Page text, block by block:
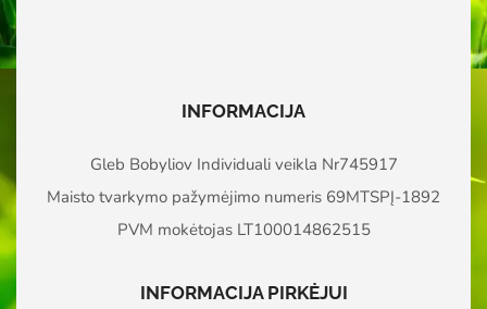
INFORMACIJA
Gleb Bobyliov Individuali veikla Nr745917
Maisto tvarkymo pažymėjimo numeris 69MTSPĮ-1892
PVM mokėtojas LT100014862515
INFORMACIJA PIRKĖJUI